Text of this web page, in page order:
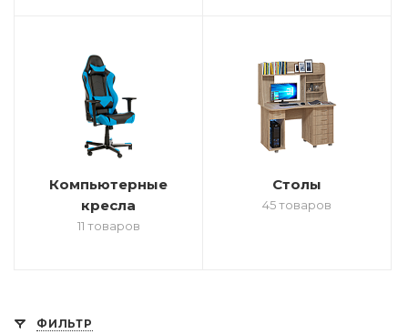
Компьютерные
кресла
11 товаров
Столы
45 товаров
ФИЛЬТР